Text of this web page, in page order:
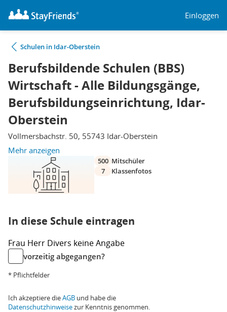
Einloggen
Schulen in Idar-Oberstein
Berufsbildende Schulen (BBS)
Wirtschaft - Alle Bildungsgänge,
Berufsbildungseinrichtung, Idar-
Oberstein
Vollmersbachstr. 50, 55743 Idar-Oberstein
Mehr anzeigen
500 Mitschüler
7
Klassenfotos
In diese Schule eintragen
Frau Herr Divers keine Angabe
vorzeitig abgegangen?
* Pflichtfelder
Ich akzeptiere dieAGB und habe die
Datenschutzhinweisezur Kenntnis genommen.